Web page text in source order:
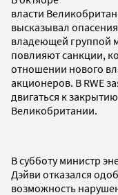
власти
высказывал
владеющей группой
повлияют санкции,
отношении нового
акционеров. В RWE
двигаться к
Великобритании.
В субботу министр
Дэйви отказался
возможность